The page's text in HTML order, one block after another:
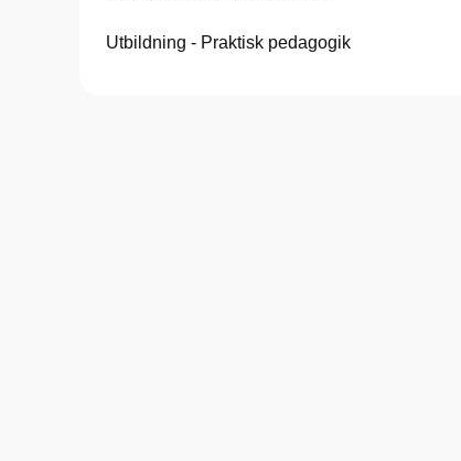
Utbildning - Praktisk pedagogik